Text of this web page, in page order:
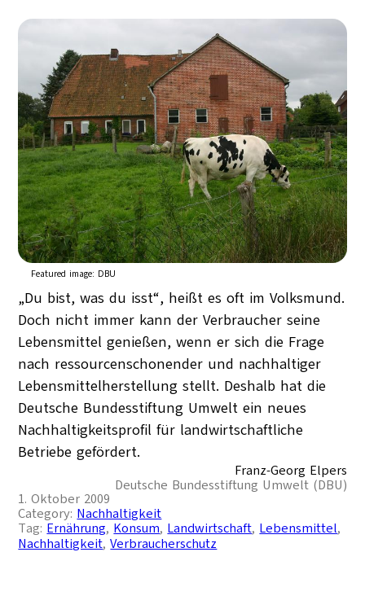
Featured image: DBU
„Du bist, was du isst“, heißt es oft im Volksmund.
Doch nicht immer kann der Verbraucher seine
Lebensmittel genießen, wenn er sich die Frage
nach ressourcenschonender und nachhaltiger
Lebensmittelherstellung stellt. Deshalb hat die
Deutsche Bundesstiftung Umwelt ein neues
Nachhaltigkeitsprofil für landwirtschaftliche
Betriebe gefördert.
Franz-Georg Elpers
Deutsche Bundesstiftung Umwelt (DBU)
1. Oktober 2009
Category: Nachhaltigkeit
Tag: Ernährung, Konsum, Landwirtschaft, Lebensmittel
Nachhaltigkeit, Verbraucherschutz